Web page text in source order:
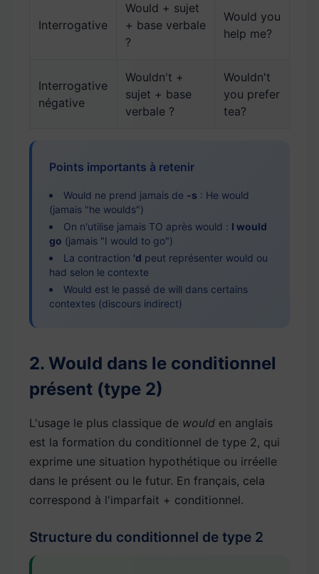
Interrogative
Would + sujet
+ base verbale
?
Would you
help me?
Interrogative
négative
Wouldn't +
sujet + base
verbale ?
Wouldn't
you prefer
tea?
Points importants à retenir
Would ne prend jamais de -s : He would
(jamais "he woulds")
On n'utilise jamais TO après would : I would
go (jamais "I would to go")
La contraction 'd peut représenter would ou
had selon le contexte
Would est le passé de will dans certains
contextes (discours indirect)
2. Would dans le conditionnel
présent (type 2)
L'usage le plus classique de would en anglais
est la formation du conditionnel de type 2, qui
exprime une situation hypothétique ou irréelle
dans le présent ou le futur. En français, cela
correspond à l'imparfait + conditionnel.
Structure du conditionnel de type 2